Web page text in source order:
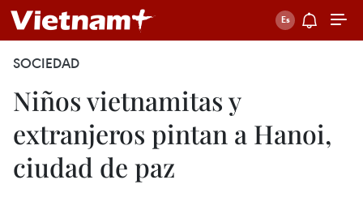
SOCIEDAD
Niños vietnamitas y
extranjeros pintan a Hanoi,
ciudad de paz